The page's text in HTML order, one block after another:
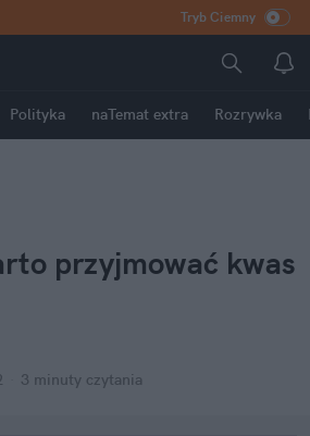
Tryb Ciemny
Polityka naTemat extra Rozrywka
przyjmować kwas
3 minuty czytania